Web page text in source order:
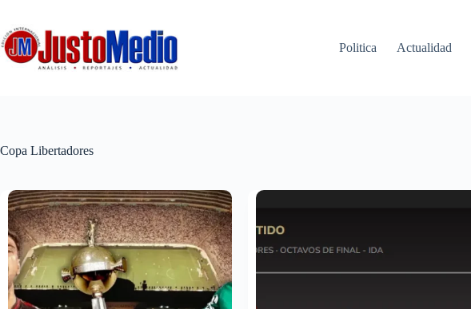
contenido
Politica
Actualidad
Copa Libertadores